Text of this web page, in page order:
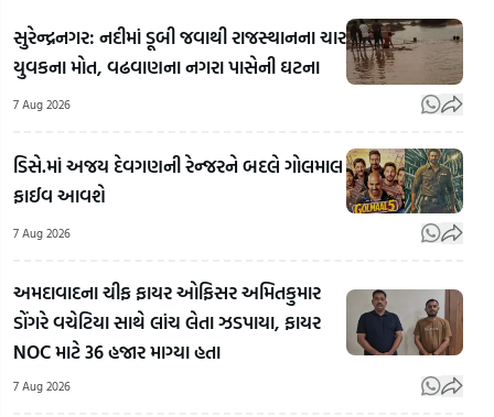
સુરેન્દ્રનગર: નદીમાં ડૂબી જવાથી રાજસ્થાનના ચાર
યુવકના મોત, વઢવાણના નગરા પાસેની ઘટના
7 Aug 2026
ડિસે.માં અજય દેવગણની રેન્જરને બદલે ગોલમાલ
ફાઈવ આવશે
7 Aug 2026
અમદાવાદના ચીફ ફાયર ઓફિસર અમિતકુમાર
ડોંગરે વચેટિયા સાથે લાંચ લેતા ઝડપાયા, ફાયર
NOC માટે 36 હજાર માગ્યા હતા
7 Aug 2026